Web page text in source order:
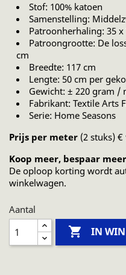
Stof: 100% katoen
Samenstelling:
Patroonherhaling: 35 x
Patroongrootte: De
cm
Breedte: 117 cm
Lengte: 50 cm per
Gewicht: ± 220 gram /
Fabrikant: Textile Arts
Serie: Home Seasons
Prijs per meter (2 stuks) €
Koop meer, bespaar
De oploop korting wordt
winkelwagen.
Aantal
 IN